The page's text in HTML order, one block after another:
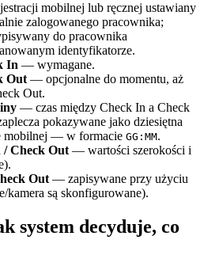
mobilnej lub ręcznej ustawiany
zalogowanego pracownika;
do pracownika
identyfikatorze.
In — wymagane.
Out— opcjonalne do momentu, aż
Out.
— czas między Check In a Check
pokazywane jako dziesiętna
mobilnej — w formacie GG:MM.
/ Check Out— wartości szerokości i
Out— zapisywane przy użyciu
kamera są skonfigurowane).
system decyduje, co